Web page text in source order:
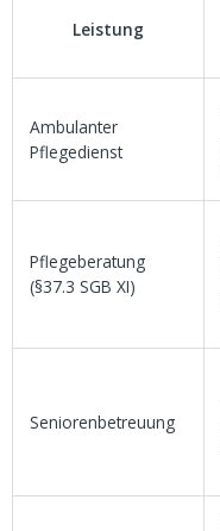
Leistung
Ambulanter
Pflegedienst
Pflegeberatung
(§37.3 SGB XI)
Seniorenbetreuung